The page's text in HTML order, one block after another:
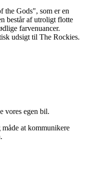
the Gods", som er en
består af utroligt flotte
farvenuancer.
udsigt til The Rockies.
vores egen bil.
at kommunikere